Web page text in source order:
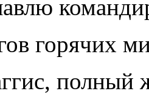
горячих
полный